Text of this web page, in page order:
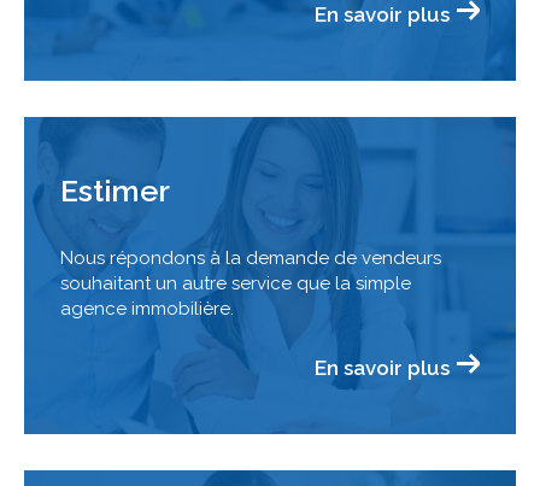
En savoir plus
Estimer
Nous répondons à la demande de vendeurs
souhaitant un autre service que la simple
agence immobilière.
En savoir plus